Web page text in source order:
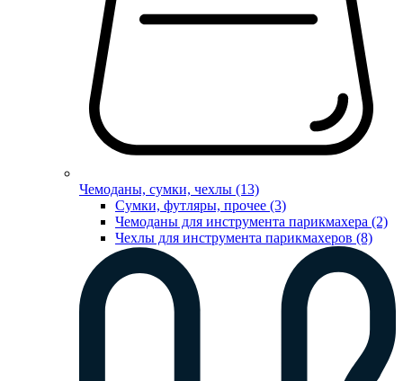
Чемоданы, сумки, чехлы (13)
Сумки, футляры, прочее (3)
Чемоданы для инструмента парикмахера (2)
Чехлы для инструмента парикмахеров (8)